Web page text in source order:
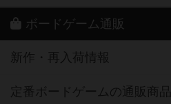
ボードゲーム通販
新作・再入荷情報
定番ボードゲームの通販商品